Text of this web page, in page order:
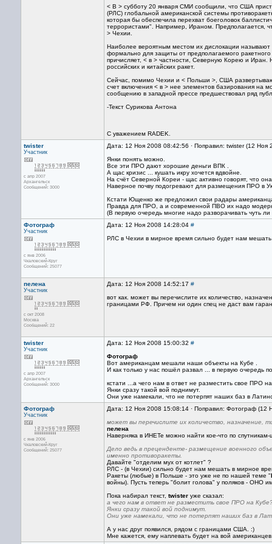
< В > субботу 20 января СМИ сообщили, что США
(РЛС) глобальной американской системы
которая бы обеспечила перехват боеголовок
террористами". Например, Ираном. Предполагается,
> Чехии.
Наиболее вероятным местом их дислокации
формально для защиты от предполагаемого
причисляет, < в > частности, Северную Корею и Иран.
российских и китайских ракет.
Сейчас, помимо Чехии и < Польши >, США
счет включения < в > нее элементов базирования на
сообщению в западной прессе предшествовал ряд
-Текст Сурикова Антона
С уважением RADEK.
twister
Участник
с апр 2007
Архангельск
Сообщений: 3000
Дата: 12 Ноя 2008 08:42:56 · Поправил: twister (12 Ноя
Янки понять можно.
Все эти ПРО дают хорошие деньги ВПК .
А щас кризис ... кушать икру хочется вдвойне.
На счёт Северной Кореи - щас активно говорят, что
Наверное почву подогревают для размещения ПРО в
Кстати Ющенко же предложил свои радары
Правда для ПРО, а и современной ПВО их надо
(В первую очередь многие надо разворачивать чуть
Фотограф
Участник
с янв 2006
Чкаловский-Круг
Сообщений: 25077
Дата: 12 Ноя 2008 14:28:04 #
РЛС в Чехии в мирное время сильно будет нам мешать
пелена
Участник
с окт 2008
Москва
Сообщений: 22
Дата: 12 Ноя 2008 14:52:17 #
вот как. может вы перечислите их количество,
границами РФ. Причем ни один спец не даст вам
twister
Участник
с апр 2007
Архангельск
Сообщений: 3000
Дата: 12 Ноя 2008 15:00:32 #
Фотограф
Вот американцам мешали наши объекты на Кубе .
И как только у нас пошёл развал ... в первую очередь
кстати ...а чего нам в ответ не разместить свое ПРО
Янки сразу такой вой поднимут.
Они уже намекали, что не потерпят наших баз в
Фотограф
Участник
с янв 2006
Чкаловский-Круг
Сообщений: 25077
Дата: 12 Ноя 2008 15:08:14 · Поправил: Фотограф (12
может вы перечислите их количество, назначение,
пелена
Наверняка в ИНЕТе можно найти кое-что по
Дело ведь в преценденте- размещение военного
именно противоракеты.
Давайте "отделим мух от котлет" ?
РЛС - (в Чехии) сильно будет нам мешать в мирное
Ракеты (любые) в Польше - это уже не по нашей теме "
войны). Пусть теперь "болит голова" у поляков - ОНО
Пока набирал текст, twister уже сказал:
а чего нам в ответ не разместить свое ПРО на
Янки сразу такой вой поднимут.
Они уже намекали, что не потерпят наших баз в
А у нас друг появился, рядом с границами США. :)
Мне кажется, ему наплевать будет на вой